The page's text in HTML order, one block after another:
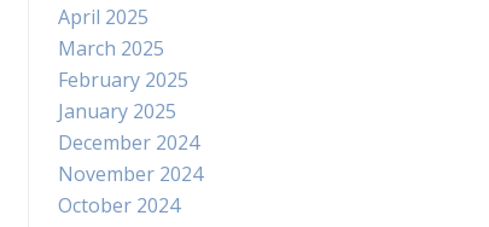
April 2025
March 2025
February 2025
January 2025
December 2024
November 2024
October 2024